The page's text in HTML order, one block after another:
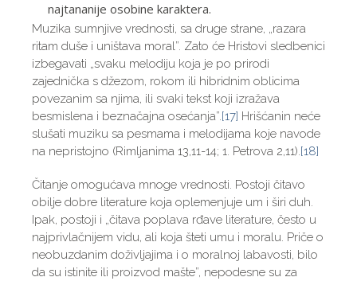
najtananije osobine karaktera.
Muzika sumnjive vrednosti, sa druge strane, „razara
ritam duše i uništava moral”. Zato će Hristovi sledbenici
izbegavati „svaku melodiju koja je po prirodi
zajednička s džezom, rokom ili hibridnim oblicima
povezanim sa njima, ili svaki tekst koji izražava
besmislena i beznačajna osećanja”.[17] Hrišćanin neće
slušati muziku sa pesmama i melodijama koje navode
na nepristojno (Rimljanima 13,11-14; 1. Petrova 2,11).[18]
Čitanje omogućava mnoge vrednosti. Postoji čitavo
obilje dobre literature koja oplemenjuje um i širi duh.
Ipak, postoji i „čitava poplava rđave literature, često u
najprivlačnijem vidu, ali koja šteti umu i moralu. Priče o
neobuzdanim doživljajima i o moralnoj labavosti, bilo
da su istinite ili proizvod mašte”, nepodesne su za